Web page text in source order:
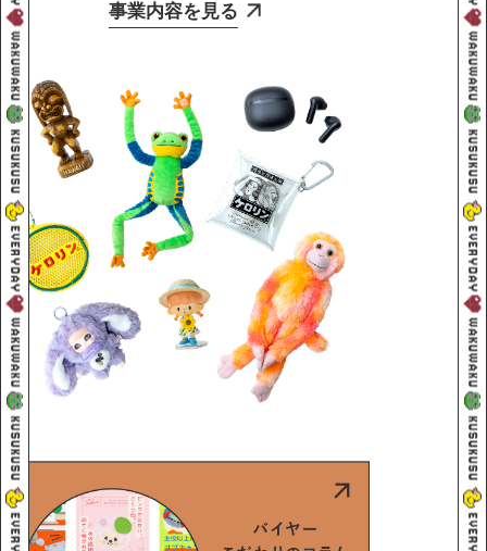
事業内容を見る